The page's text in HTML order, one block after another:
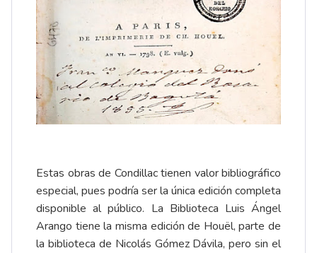
Estas obras de Condillac tienen valor bibliográfico
especial, pues podría ser la única edición completa
disponible al público. La Biblioteca Luis Ángel
Arango tiene la misma edición de Houël, parte de
la biblioteca de Nicolás Gómez Dávila, pero sin el